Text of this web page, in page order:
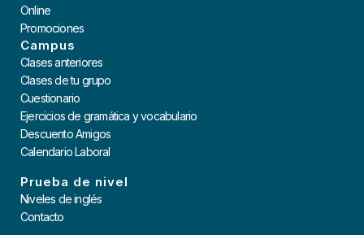
Online
Promociones
Campus
Clases anteriores
Clases de tu grupo
Cuestionario
Ejercicios de gramática y vocabulario
Descuento Amigos
Calendario Laboral
Prueba de nivel
Niveles de inglés
Contacto